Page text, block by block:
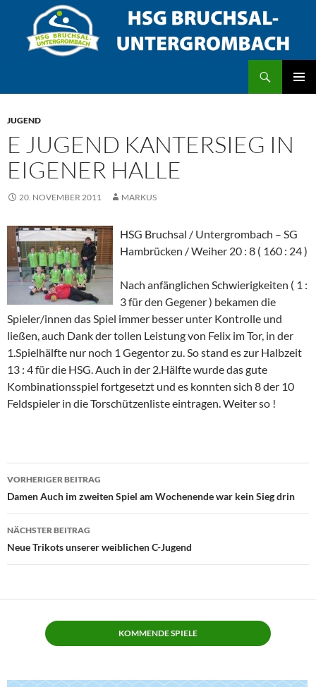
springen
JUGEND
E JUGEND KANTERSIEG IN
EIGENER HALLE
20. NOVEMBER 2011 MARKUS
HSG Bruchsal / Untergrombach – SG
Hambrücken / Weiher 20 : 8 ( 160 : 24 )
Nach anfänglichen Schwierigkeiten ( 1 :
3 für den Gegener ) bekamen die
Spieler/innen das Spiel immer besser unter Kontrolle und
ließen, auch Dank der tollen Leistung von Felix im Tor, in der
1.Spielhälfte nur noch 1 Gegentor zu. So stand es zur Halbzeit
13 : 4 für die HSG. Auch in der 2.Hälfte wurde das gute
Kombinationsspiel fortgesetzt und es konnten sich 8 der 10
Feldspieler in die Torschützenliste eintragen. Weiter so !
Beitragsnavigation
VORHERIGER BEITRAG
Damen Auch im zweiten Spiel am Wochenende war kein Sieg drin
NÄCHSTER BEITRAG
Neue Trikots unserer weiblichen C-Jugend
KOMMENDE SPIELE